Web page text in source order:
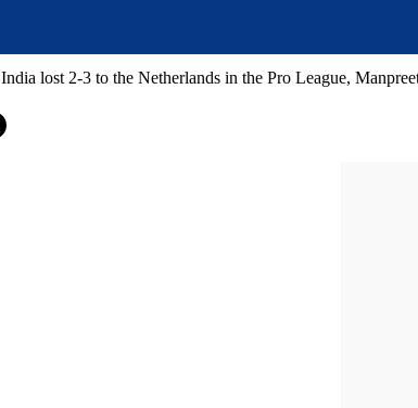
India lost 2-3 to the Netherlands in the Pro League,